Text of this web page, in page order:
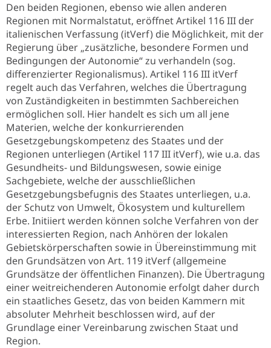
Den beiden Regionen, ebenso wie allen anderen
Regionen mit Normalstatut, eröffnet Artikel 116 III der
italienischen Verfassung (itVerf) die Möglichkeit, mit der
Regierung über „zusätzliche, besondere Formen und
Bedingungen der Autonomie“ zu verhandeln (sog.
differenzierter Regionalismus). Artikel 116 III itVerf
regelt auch das Verfahren, welches die Übertragung
von Zuständigkeiten in bestimmten Sachbereichen
ermöglichen soll. Hier handelt es sich um all jene
Materien, welche der konkurrierenden
Gesetzgebungskompetenz des Staates und der
Regionen unterliegen (Artikel 117 III itVerf), wie u.a. das
Gesundheits- und Bildungswesen, sowie einige
Sachgebiete, welche der ausschließlichen
Gesetzgebungsbefugnis des Staates unterliegen, u.a.
der Schutz von Umwelt, Ökosystem und kulturellem
Erbe. Initiiert werden können solche Verfahren von der
interessierten Region, nach Anhören der lokalen
Gebietskörperschaften sowie in Übereinstimmung mit
den Grundsätzen von Art. 119 itVerf (allgemeine
Grundsätze der öffentlichen Finanzen). Die Übertragung
einer weitreichenderen Autonomie erfolgt daher durch
ein staatliches Gesetz, das von beiden Kammern mit
absoluter Mehrheit beschlossen wird, auf der
Grundlage einer Vereinbarung zwischen Staat und
Region.